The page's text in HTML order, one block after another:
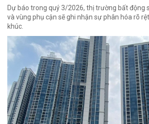
Dự báo trong quý 3/2026, thị trường bất động
và vùng phụ cận sẽ ghi nhận sự phân hóa rõ
khúc.